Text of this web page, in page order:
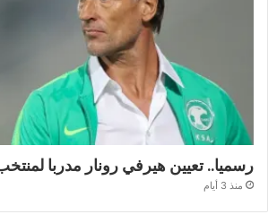
رسميا.. تعيين هيرفي رونار مدربا
منذ 3 أيام